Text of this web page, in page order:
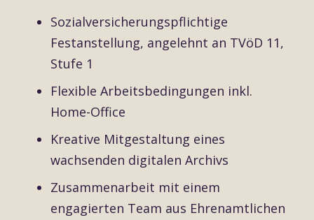
Sozialversicherungspflichtige
Festanstellung, angelehnt an TVöD 11,
Stufe 1
Flexible Arbeitsbedingungen inkl.
Home-Office
Kreative Mitgestaltung eines
wachsenden digitalen Archivs
Zusammenarbeit mit einem
engagierten Team aus Ehrenamtlichen